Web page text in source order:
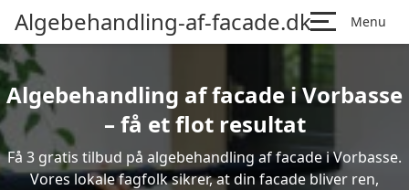
Algebehandling-af-facade.dk Menu
Algebehandling af facade i Vorbasse
– få et flot resultat
Få 3 gratis tilbud på algebehandling af facade i Vorbasse.
Vores lokale fagfolk sikrer, at din facade bliver ren,